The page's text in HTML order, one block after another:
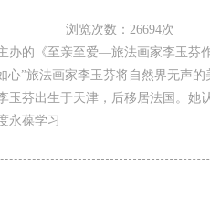
浏览次数：26694次
的《至亲至爱—旅法画家李玉芬
心”旅法画家李玉芬将自然界无声
玉芬出生于天津，后移居法国。她
永葆学习